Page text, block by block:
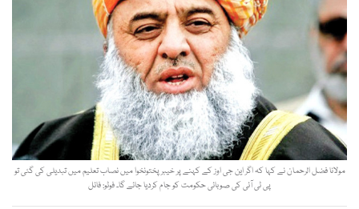
مولانا فضل الرحمان نے کہا کہ اگر این جی اوز کے کہنے پر خیبر پختونخوا میں نصاب تعلیم میں تبدیلی کی گئی تو
پی ٹی آئی کی صوبائی حکومت کو جام کردیا جائے گا۔ فوٹو: فائل